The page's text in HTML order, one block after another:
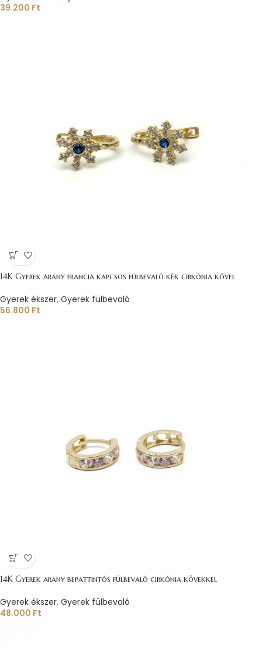
39.200 Ft
14K Gyerek arany francia kapcsos fülbevaló kék cirkónia kővel
Gyerek ékszer, Gyerek fülbevaló
56.800 Ft
14K Gyerek arany bepattintós fülbevaló cirkónia kövekkel
Gyerek ékszer, Gyerek fülbevaló
48.000 Ft